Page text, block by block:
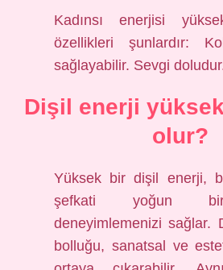
Kadınsı enerjisi
özellikleri şunlardır:
sağlayabilir. Sevgi
Dişil enerji
olur?
Yüksek bir dişil enerji,
şefkati yoğun
deneyimlemenizi sağlar.
bolluğu, sanatsal ve